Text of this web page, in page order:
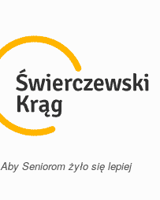
Aby Seniorom żyło się lepiej